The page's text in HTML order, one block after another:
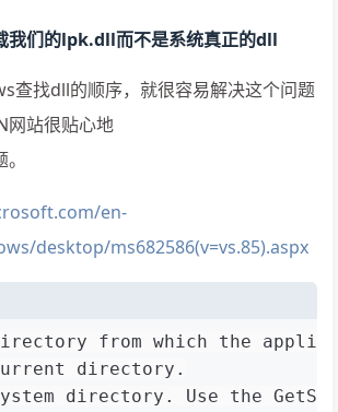
我们的lpk.dll而不是系统真正的dll
查找dll的顺序，就很容易解决这个问题
网站很贴心地
en-
desktop/ms682586(v=vs.85).aspx
from which the
directory.
directory. Use the